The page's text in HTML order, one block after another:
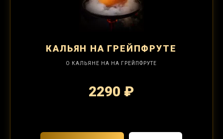
КАЛЬЯН НА ГРЕЙПФРУТЕ
О КАЛЬЯНЕ НА НА ГРЕЙПФРУТЕ
2290 ₽